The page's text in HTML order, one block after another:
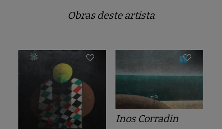
Obras deste artista
Inos Corradin